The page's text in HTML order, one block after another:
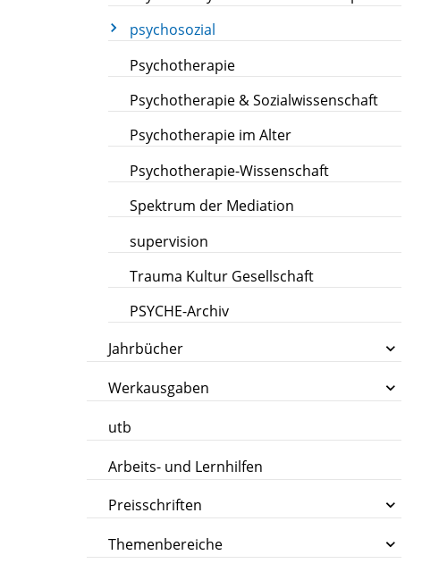
psychosozial
Psychotherapie
Psychotherapie & Sozialwissenschaft
Psychotherapie im Alter
Psychotherapie-Wissenschaft
Spektrum der Mediation
supervision
Trauma Kultur Gesellschaft
PSYCHE-Archiv
Jahrbücher
Werkausgaben
utb
Arbeits- und Lernhilfen
Preisschriften
Themenbereiche